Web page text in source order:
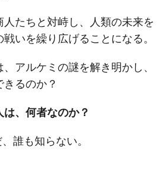
たちと対峙し、人類の未来を
いを繰り広げることになる。
アルケミの謎を解き明かし、
るのか？
、何者なのか？
誰も知らない。